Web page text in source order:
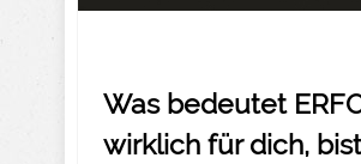
Was bedeutet
wirklich für dich,